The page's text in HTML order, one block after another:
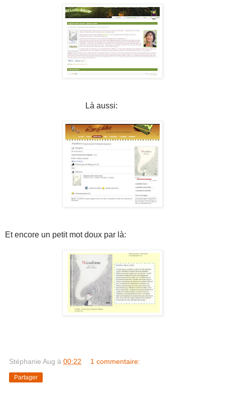
Là aussi:
Et encore un petit mot doux par là:
Stéphanie Aug à 00:22 1 commentaire:
Partager